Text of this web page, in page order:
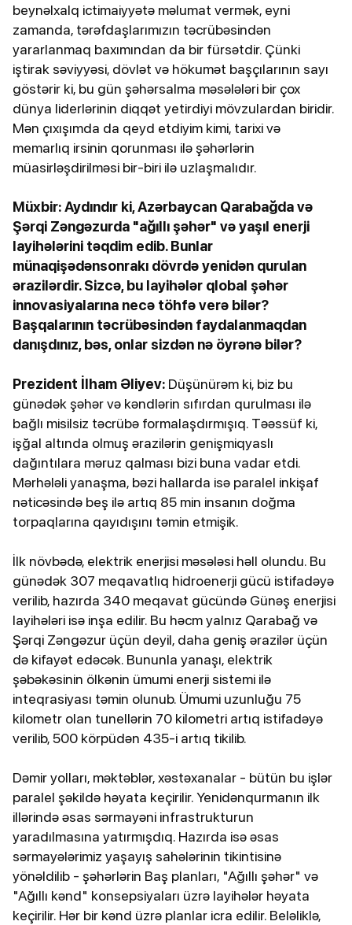
beynəlxalq ictimaiyyətə məlumat vermək, eyni
zamanda, tərəfdaşlarımızın təcrübəsindən
yararlanmaq baxımından da bir fürsətdir. Çünki
iştirak səviyyəsi, dövlət və hökumət başçılarının sayı
göstərir ki, bu gün şəhərsalma məsələləri bir çox
dünya liderlərinin diqqət yetirdiyi mövzulardan biridir.
Mən çıxışımda da qeyd etdiyim kimi, tarixi və
memarlıq irsinin qorunması ilə şəhərlərin
müasirləşdirilməsi bir-biri ilə uzlaşmalıdır.
Müxbir: Aydındır ki, Azərbaycan Qarabağda və
Şərqi Zəngəzurda "ağıllı şəhər" və yaşıl enerji
layihələrini təqdim edib. Bunlar
münaqişədənsonrakı dövrdə yenidən qurulan
ərazilərdir. Sizcə, bu layihələr qlobal şəhər
innovasiyalarına necə töhfə verə bilər?
Başqalarının təcrübəsindən faydalanmaqdan
danışdınız, bəs, onlar sizdən nə öyrənə bilər?
Prezident İlham Əliyev: Düşünürəm ki, biz bu
günədək şəhər və kəndlərin sıfırdan qurulması ilə
bağlı misilsiz təcrübə formalaşdırmışıq. Təəssüf ki,
işğal altında olmuş ərazilərin genişmiqyaslı
dağıntılara məruz qalması bizi buna vadar etdi.
Mərhələli yanaşma, bəzi hallarda isə paralel inkişaf
nəticəsində beş ilə artıq 85 min insanın doğma
torpaqlarına qayıdışını təmin etmişik.
İlk növbədə, elektrik enerjisi məsələsi həll olundu. Bu
günədək 307 meqavatlıq hidroenerji gücü istifadəyə
verilib, hazırda 340 meqavat gücündə Günəş enerjisi
layihələri isə inşa edilir. Bu həcm yalnız Qarabağ və
Şərqi Zəngəzur üçün deyil, daha geniş ərazilər üçün
də kifayət edəcək. Bununla yanaşı, elektrik
şəbəkəsinin ölkənin ümumi enerji sistemi ilə
inteqrasiyası təmin olunub. Ümumi uzunluğu 75
kilometr olan tunellərin 70 kilometri artıq istifadəyə
verilib, 500 körpüdən 435-i artıq tikilib.
Dəmir yolları, məktəblər, xəstəxanalar - bütün bu işlər
paralel şəkildə həyata keçirilir. Yenidənqurmanın ilk
illərində əsas sərmayəni infrastrukturun
yaradılmasına yatırmışdıq. Hazırda isə əsas
sərmayələrimiz yaşayış sahələrinin tikintisinə
yönəldilib - şəhərlərin Baş planları, "Ağıllı şəhər" və
"Ağıllı kənd" konsepsiyaları üzrə layihələr həyata
keçirilir. Hər bir kənd üzrə planlar icra edilir. Beləliklə,